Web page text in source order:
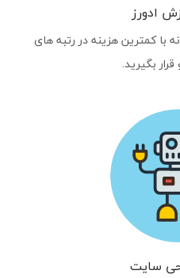
ادورز
با کمترین هزینه در رتبه های
بگیرید.
سایت